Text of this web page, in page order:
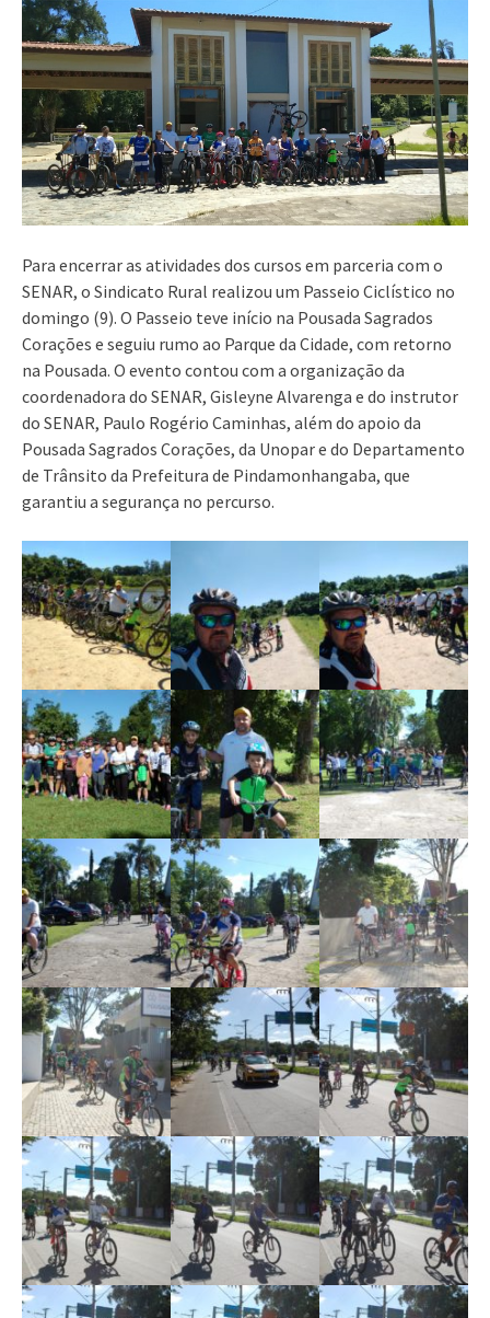
Para encerrar as atividades dos cursos em parceria com o
SENAR, o Sindicato Rural realizou um Passeio Ciclístico no
domingo (9). O Passeio teve início na Pousada Sagrados
Corações e seguiu rumo ao Parque da Cidade, com retorno
na Pousada. O evento contou com a organização da
coordenadora do SENAR, Gisleyne Alvarenga e do instrutor
do SENAR, Paulo Rogério Caminhas, além do apoio da
Pousada Sagrados Corações, da Unopar e do Departamento
de Trânsito da Prefeitura de Pindamonhangaba, que
garantiu a segurança no percurso.